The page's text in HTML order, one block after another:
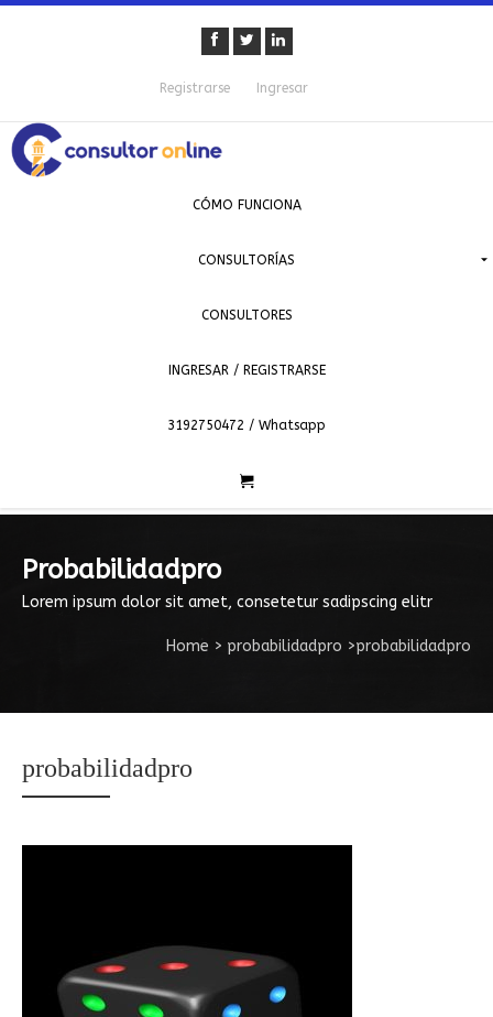
Registrarse Ingresar
CÓMO FUNCIONA
CONSULTORÍAS
CONSULTORES
INGRESAR / REGISTRARSE
3192750472 / Whatsapp
Probabilidadpro
Lorem ipsum dolor sit amet, consetetur sadipscing elitr
Home > probabilidadpro >probabilidadpro
probabilidadpro